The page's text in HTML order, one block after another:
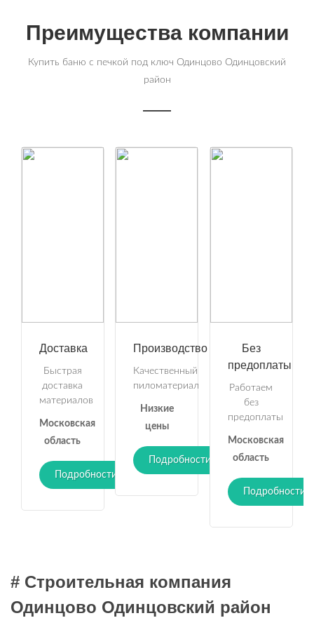
Преимущества компании
Купить баню с печкой под ключ Одинцово Одинцовский
район
Доставка
Быстрая
доставка
материалов
Московская
область
Подробности
Производство
Качественный
пиломатериал
Низкие
цены
Подробности
Без
предоплаты
Работаем
без
предоплаты
Московская
область
Подробности
# Строительная компания
Одинцово Одинцовский район